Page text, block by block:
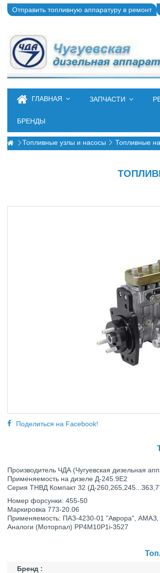
Отправить топливную аппаратуру в ремонт
ГЛАВНАЯ ЗАПЧАСТИ
БРЕНДЫ
Топливные узлы и насосы Топливные
Поделиться на Facebook!
Производитель ЧДА (Чугуевская дизельная
Примeняeмocть нa дизeлe Д-245.9Е2
Серия ТНВД Компакт 32 (Д-
Номер форсунки: 455-50
Маркировка 773-20.06
Применяемость: ПАЗ-4230-01 "Аврора",
Аналоги (Моторпал) PP4M10P1i-3527
Бренд :